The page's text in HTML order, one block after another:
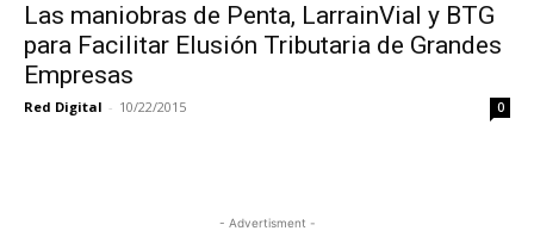
Las maniobras de Penta, LarrainVial y BTG
para Facilitar Elusión Tributaria de Grandes
Empresas
Red Digital - 10/22/2015 0
- Advertisment -